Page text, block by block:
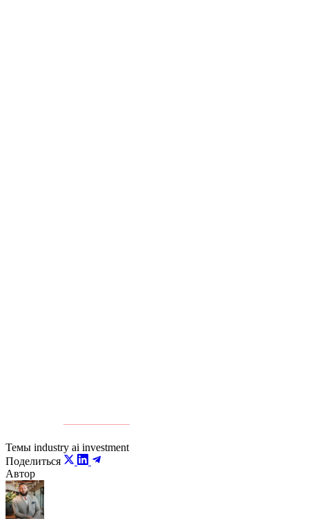
Темы industry ai investment
Поделиться
Автор